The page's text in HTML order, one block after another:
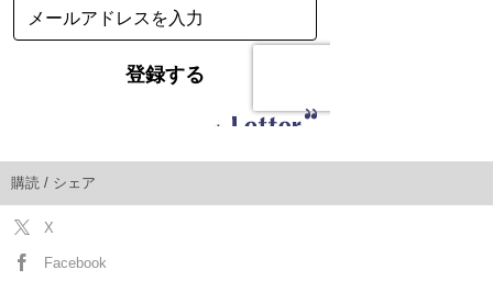
購読 / シェア
X
Facebook